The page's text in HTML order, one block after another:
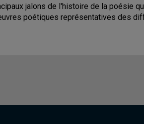
jalons de l'histoire de la poésie
poétiques représentatives des